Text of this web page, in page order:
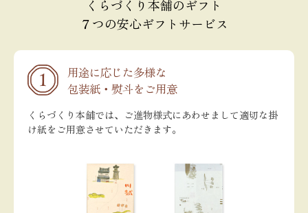
くらづくり本舗のギフト
７つの安心ギフトサービス
用途に応じた多様な
包装紙・熨斗をご用意
くらづくり本舗では、ご進物様式にあわせまして適切な掛
け紙をご用意させていただきます。